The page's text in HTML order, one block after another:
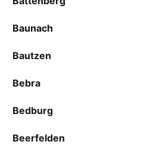
Baunach
Bautzen
Bebra
Bedburg
Beerfelden